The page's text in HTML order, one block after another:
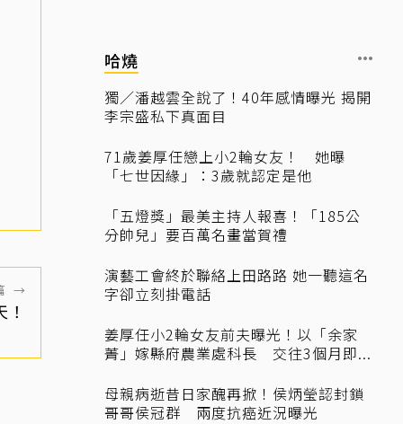
→
哈燒
獨／潘越雲全說了！40年感情曝光 揭開
李宗盛私下真面目
71歲姜厚任戀上小2輪女友！ 她曝
「七世因緣」：3歲就認定是他
「五燈獎」最美主持人報喜！「185公
分帥兒」要百萬名畫當賀禮
演藝工會終於聯絡上田路路 她一聽這名
字卻立刻掛電話
姜厚任小2輪女友前夫曝光！以「余家
菁」嫁縣府農業處科長 交往3個月即...
母親病逝昔日家醜再掀！侯炳瑩認封鎖
哥哥侯冠群 兩度抗癌近況曝光